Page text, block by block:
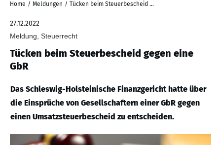
Home / Meldungen / Tücken beim Steuerbescheid gegen eine GbR
27.12.2022
Meldung, Steuerrecht
Tücken beim Steuerbescheid gegen eine
GbR
Das Schleswig-Holsteinische Finanzgericht hatte über
die Einsprüche von Gesellschaftern einer GbR gegen
einen Umsatzsteuerbescheid zu entscheiden.